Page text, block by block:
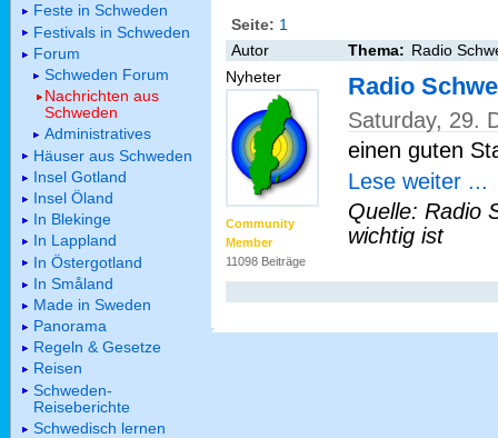
Seite: 1
Autor
Thema: Radio
Nyheter
Community
Member
11098 Beiträge
Radio
Saturday, 29.
einen guten
Lese weiter ...
Quelle: Radio
wichtig ist
Feste in Schweden
Festivals in Schweden
Forum
Schweden Forum
Nachrichten aus
Schweden
Administratives
Häuser aus Schweden
Insel Gotland
Insel Öland
In Blekinge
In Lappland
In Östergotland
In Småland
Made in Sweden
Panorama
Regeln & Gesetze
Reisen
Schweden-
Reiseberichte
Schwedisch lernen